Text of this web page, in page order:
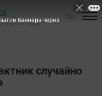
район
случайно
баннера через